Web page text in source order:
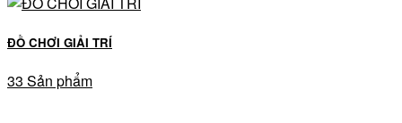
ĐỒ CHƠI GIẢI TRÍ
33 Sản phẩm